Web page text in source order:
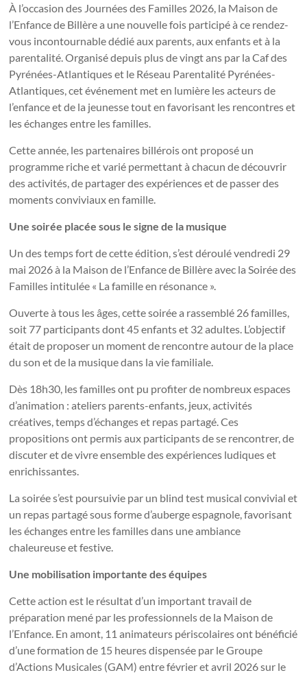
À l’occasion des Journées des Familles 2026, la Maison de
l’Enfance de Billère a une nouvelle fois participé à ce rendez-
vous incontournable dédié aux parents, aux enfants et à la
parentalité. Organisé depuis plus de vingt ans par la Caf des
Pyrénées-Atlantiques et le Réseau Parentalité Pyrénées-
Atlantiques, cet événement met en lumière les acteurs de
l’enfance et de la jeunesse tout en favorisant les rencontres et
les échanges entre les familles.
Cette année, les partenaires billérois ont proposé un
programme riche et varié permettant à chacun de découvrir
des activités, de partager des expériences et de passer des
moments conviviaux en famille.
Une soirée placée sous le signe de la musique
Un des temps fort de cette édition, s’est déroulé vendredi 29
mai 2026 à la Maison de l’Enfance de Billère avec la Soirée des
Familles intitulée « La famille en résonance ».
Ouverte à tous les âges, cette soirée a rassemblé 26 familles,
soit 77 participants dont 45 enfants et 32 adultes. L’objectif
était de proposer un moment de rencontre autour de la place
du son et de la musique dans la vie familiale.
Dès 18h30, les familles ont pu profiter de nombreux espaces
d’animation : ateliers parents-enfants, jeux, activités
créatives, temps d’échanges et repas partagé. Ces
propositions ont permis aux participants de se rencontrer, de
discuter et de vivre ensemble des expériences ludiques et
enrichissantes.
La soirée s’est poursuivie par un blind test musical convivial et
un repas partagé sous forme d’auberge espagnole, favorisant
les échanges entre les familles dans une ambiance
chaleureuse et festive.
Une mobilisation importante des équipes
Cette action est le résultat d’un important travail de
préparation mené par les professionnels de la Maison de
l’Enfance. En amont, 11 animateurs périscolaires ont bénéficié
d’une formation de 15 heures dispensée par le Groupe
d’Actions Musicales (GAM) entre février et avril 2026 sur le